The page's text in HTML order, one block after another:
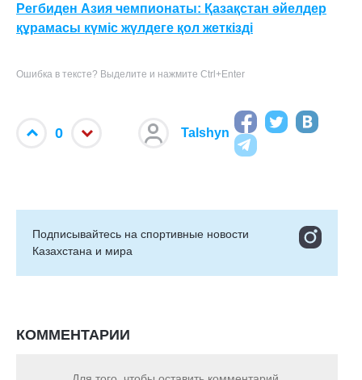
Регбиден Азия чемпионаты: Қазақстан әйелдер
құрамасы күміс жүлдеге қол жеткізді
Ошибка в тексте? Выделите и нажмите Ctrl+Enter
0 Talshyn
Подписывайтесь на cпортивные новости
Казахстана и мира
КОММЕНТАРИИ